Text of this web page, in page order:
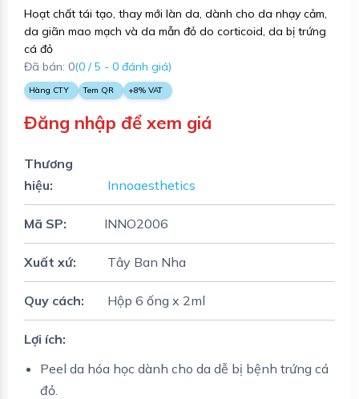
Hoạt chất tái tạo, thay mới làn da, dành cho da nhạy cảm,
da giãn mao mạch và da mẫn đỏ do corticoid, da bị trứng
cá đỏ
Đã bán: 0(0 / 5 - 0 đánh giá)
Hàng CTY Tem QR +8% VAT
Đăng nhập để xem giá
Thương
hiệu:
Innoaesthetics
Mã SP: INNO2006
Xuất xứ: Tây Ban Nha
Quy cách: Hộp 6 ống x 2ml
Lợi ích:
Peel da hóa học dành cho da dễ bị bệnh trứng cá
đỏ.